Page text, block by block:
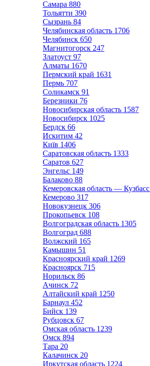
Самара 880
Тольятти 390
Сызрань 84
Челябинская область 1706
Челябинск 650
Магнитогорск 247
Златоуст 97
Алматы 1670
Пермский край 1631
Пермь 707
Соликамск 91
Березники 76
Новосибирская область 1587
Новосибирск 1025
Бердск 66
Искитим 42
Київ 1406
Саратовская область 1333
Саратов 627
Энгельс 149
Балаково 88
Кемеровская область — Кузбасс
Кемерово 317
Новокузнецк 306
Прокопьевск 108
Волгоградская область 1305
Волгоград 688
Волжский 165
Камышин 51
Красноярский край 1269
Красноярск 715
Норильск 86
Ачинск 72
Алтайский край 1250
Барнаул 452
Бийск 139
Рубцовск 67
Омская область 1239
Омск 894
Тара 20
Калачинск 20
Иркутская область 1224